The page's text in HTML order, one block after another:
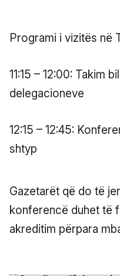
Programi i vizitës në
11:15 – 12:00: Takim
delegacioneve
12:15 – 12:45:
shtyp
Gazetarët që do të
konferencë duhet të
akreditim përpara